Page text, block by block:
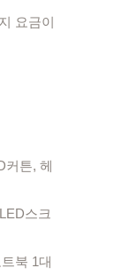
요금이
커튼, 헤
스크
북 1대